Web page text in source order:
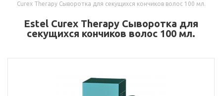
Curex Therapy Сыворотка для секущихся кончиков волос 100 мл.
Estel Curex Therapy Сыворотка для
секущихся кончиков волос 100 мл.